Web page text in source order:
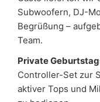
Subwoofern, DJ-
Begrüßung –
Team.
Private
Controller-Set zur
aktiver Tops und